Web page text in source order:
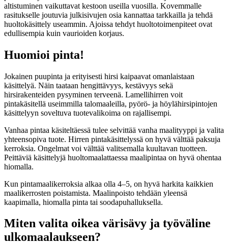
altistuminen vaikuttavat kestoon useilla vuosilla. Kovemmalle
rasitukselle joutuvia julkisivujen osia kannattaa tarkkailla ja tehdä
huoltokäsittely useammin. Ajoissa tehdyt huoltotoimenpiteet ovat
edullisempia kuin vaurioiden korjaus.
Huomioi pinta!
Jokainen puupinta ja erityisesti hirsi kaipaavat omanlaistaan
käsittelyä. Näin taataan hengittävyys, kestävyys sekä
hirsirakenteiden pysyminen terveenä. Lamellihirren voit
pintakäsitellä useimmilla talomaaleilla, pyörö- ja höylähirsipintojen
käsittelyyn soveltuva tuotevalikoima on rajallisempi.
Vanhaa pintaa käsiteltäessä tulee selvittää vanha maalityyppi ja valita
yhteensopiva tuote. Hirren pintakäsittelyssä on hyvä välttää paksuja
kerroksia. Ongelmat voi välttää valitsemalla kuultavan tuotteen.
Peittäviä käsittelyjä huoltomaalattaessa maalipintaa on hyvä ohentaa
hiomalla.
Kun pintamaalikerroksia alkaa olla 4–5, on hyvä harkita kaikkien
maalikerrosten poistamista. Maalinpoisto tehdään yleensä
kaapimalla, hiomalla pinta tai soodapuhalluksella.
Miten valita oikea värisävy ja työväline
ulkomaalaukseen?